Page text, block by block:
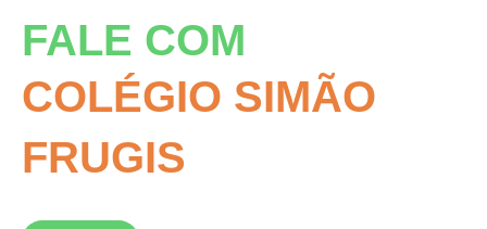
FALE COM
COLÉGIO SIMÃO
FRUGIS